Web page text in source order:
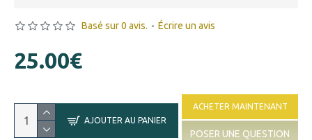
Basé sur 0 avis. - Écrire un avis
25.00€
AJOUTER AU PANIER
ACHETER MAINTENANT
POSER UNE QUESTION